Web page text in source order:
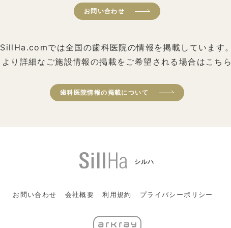
お問い合わせ
SillHa.comでは全国の歯科医院の情報を掲載しています
より詳細なご施設情報の掲載をご希望される場合はこち
歯科医院情報の掲載について
シルハ
お問い合わせ 会社概要 利用規約 プライバシーポリシー